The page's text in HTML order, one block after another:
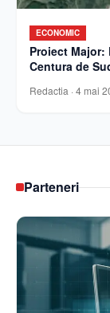
ECONOMIC
Proiect Major:
Centura de
Redactia · 4 mai
Parteneri